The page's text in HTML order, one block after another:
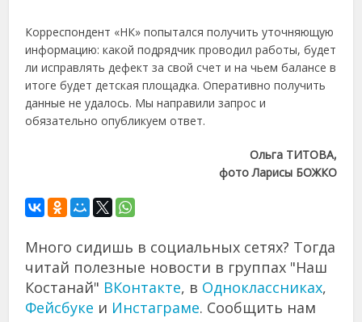
Корреспондент «НК» попытался получить уточняющую
информацию: какой подрядчик проводил работы, будет
ли исправлять дефект за свой счет и на чьем балансе в
итоге будет детская площадка. Оперативно получить
данные не удалось. Мы направили запрос и
обязательно опубликуем ответ.
Ольга ТИТОВА,
фото Ларисы БОЖКО
Много сидишь в социальных сетях? Тогда
читай полезные новости в группах "Наш
Костанай" ВКонтакте, в Одноклассниках,
Фейсбуке и Инстаграме. Сообщить нам